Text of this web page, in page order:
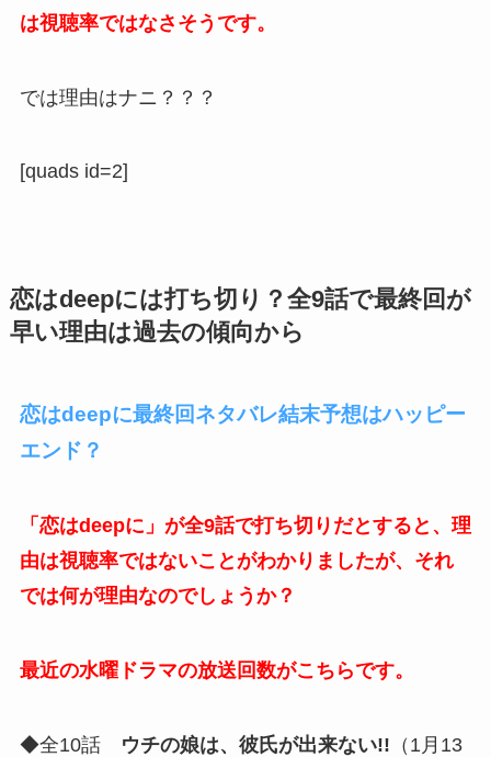
は視聴率ではなさそうです。
では理由はナニ？？？
[quads id=2]
恋はdeepには打ち切り？全9話で最終回が
早い理由は過去の傾向から
恋はdeepに最終回ネタバレ結末予想はハッピー
エンド？
「恋はdeepに」が全9話で打ち切りだとすると、理
由は視聴率ではないことがわかりましたが、それ
では何が理由なのでしょうか？
最近の水曜ドラマの放送回数がこちらです。
◆全10話 ウチの娘は、彼氏が出来ない!! （1月13